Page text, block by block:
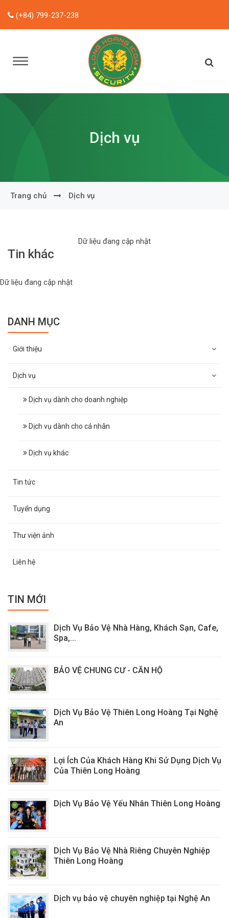
(+84) 799-237-238
Dịch vụ
Trang chủ Dịch vụ
Dữ liệu đang cập nhật
Tin khác
Dữ liệu đang cập nhật
DANH MỤC
Giới thiệu
Dịch vụ
Dịch vụ dành cho doanh nghiệp
Dịch vụ dành cho cá nhân
Dịch vụ khác
Tin tức
Tuyển dụng
Thư viện ảnh
Liên hệ
TIN MỚI
Dịch Vụ Bảo Vệ Nhà Hàng, Khách Sạn, Cafe,
Spa,...
BẢO VỆ CHUNG CƯ - CĂN HỘ
Dịch Vụ Bảo Vệ Thiên Long Hoàng Tại Nghệ
An
Lợi Ích Của Khách Hàng Khi Sử Dụng Dịch Vụ
Của Thiên Long Hoàng
Dịch Vụ Bảo Vệ Yếu Nhân Thiên Long Hoàng
Dịch Vụ Bảo Vệ Nhà Riêng Chuyên Nghiệp
Thiên Long Hoàng
Dịch vụ bảo vệ chuyên nghiệp tại Nghệ An